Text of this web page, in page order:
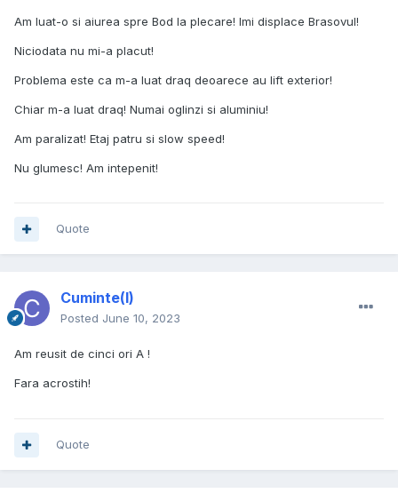
Am luat-o si aiurea spre Bod la plecare! Imi displace Brasovul!
Niciodata nu mi-a placut!
Problema este ca m-a luat draq deoarece au lift exterior!
Chiar m-a luat draq! Numai oglinzi si aluminiu!
Am paralizat! Etaj patru si slow speed!
Nu glumesc! Am intepenit!
Quote
Cuminte(l)
Posted June 10, 2023
Am reusit de cinci ori A !
Fara acrostih!
Quote